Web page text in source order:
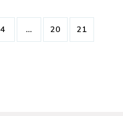
4 … 20 21